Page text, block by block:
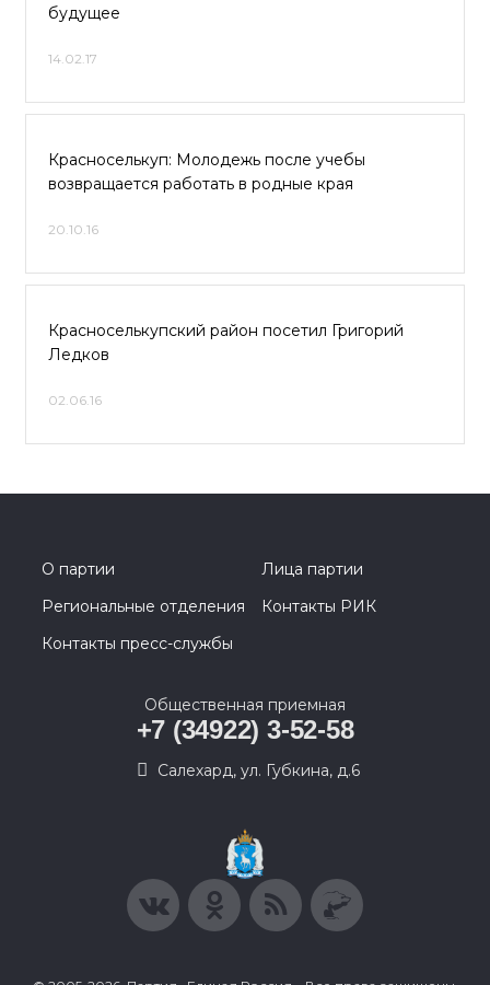
будущее
14.02.17
Красноселькуп: Молодежь после учебы
возвращается работать в родные края
20.10.16
Красноселькупский район посетил Григорий
Ледков
02.06.16
О партии
Лица партии
Региональные отделения
Контакты РИК
Контакты пресс-службы
Общественная приемная
+7 (34922) 3-52-58
Салехард, ул. Губкина, д.6